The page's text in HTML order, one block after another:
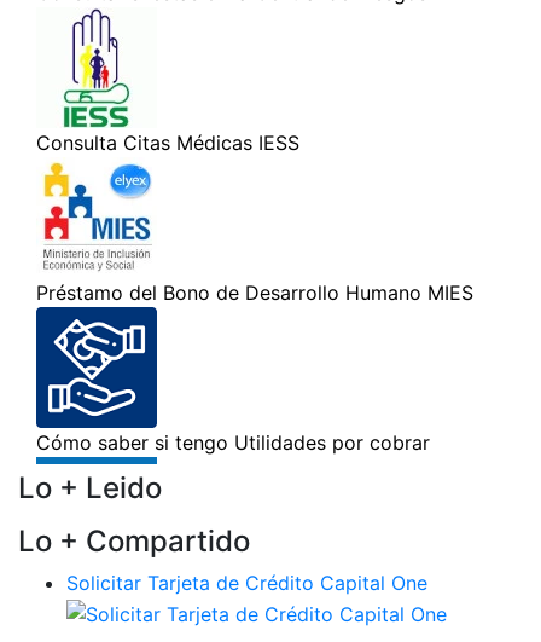
Lo + Leido
Lo + Compartido
Solicitar Tarjeta de Crédito Capital One